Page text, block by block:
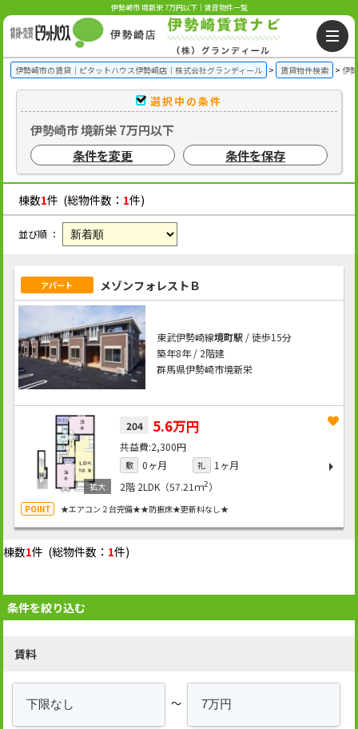
伊勢崎市 境新栄 7万円以下｜賃貸物件一覧
伊勢崎市の賃貸｜ピタットハウス伊勢崎店｜株式会社グランディール 賃貸物件検索 伊
選択中の条件
伊勢崎市 境新栄 7万円以下
条件を変更
条件を保存
棟数1件 (総物件数： 1件)
並び順 ：
アパート メゾンフォレストＢ
東武伊勢崎線境町駅/ 徒歩15分
築年8年 / 2階建
群馬県伊勢崎市境新栄
204 5.6万円
2,300円
敷 0ヶ月 礼
1ヶ月
2階 2LDK（57.21ｍ2）
★エアコン２台完備★★防振床★更新料なし★
棟数1件 (総物件数： 1件)
条件を絞り込む
賃料
～